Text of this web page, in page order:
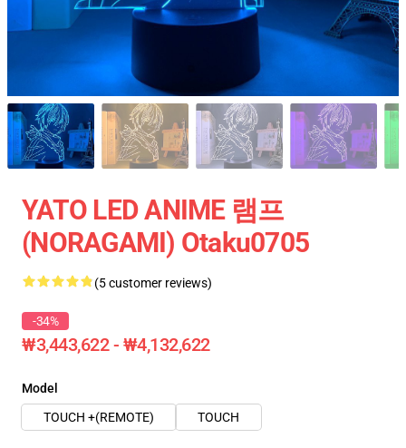
YATO LED ANIME 램프
(NORAGAMI) Otaku0705
(5 customer reviews)
-34%
₩3,443,622 - ₩4,132,622
Model
TOUCH +(REMOTE)
TOUCH